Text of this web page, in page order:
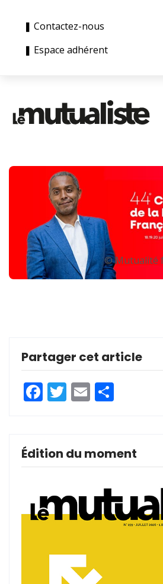
❚ Contactez-nous
❚ Espace adhérent
© Mutualité
Partager cet article
Facebook
Twitter
Email
Édition du moment